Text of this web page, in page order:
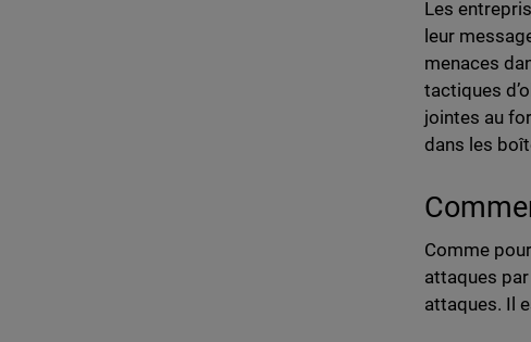
Les
leur
menaces
tactiques
jointes au
dans les
Comme
attaques
attaques. Il